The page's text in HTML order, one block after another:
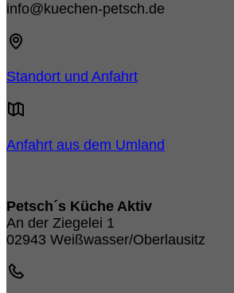
info@kuechen-petsch.de
Standort und Anfahrt
Anfahrt aus dem Umland
Petsch´s Küche Aktiv
An der Ziegelei 1
02943 Weißwasser/Oberlausitz